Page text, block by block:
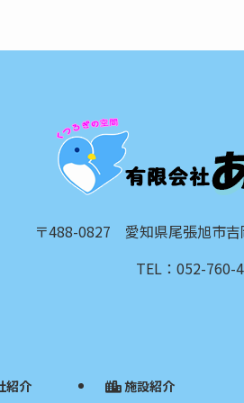
〒488-0827 愛知県尾張旭市吉
TEL：052-760-
紹介 施設紹介